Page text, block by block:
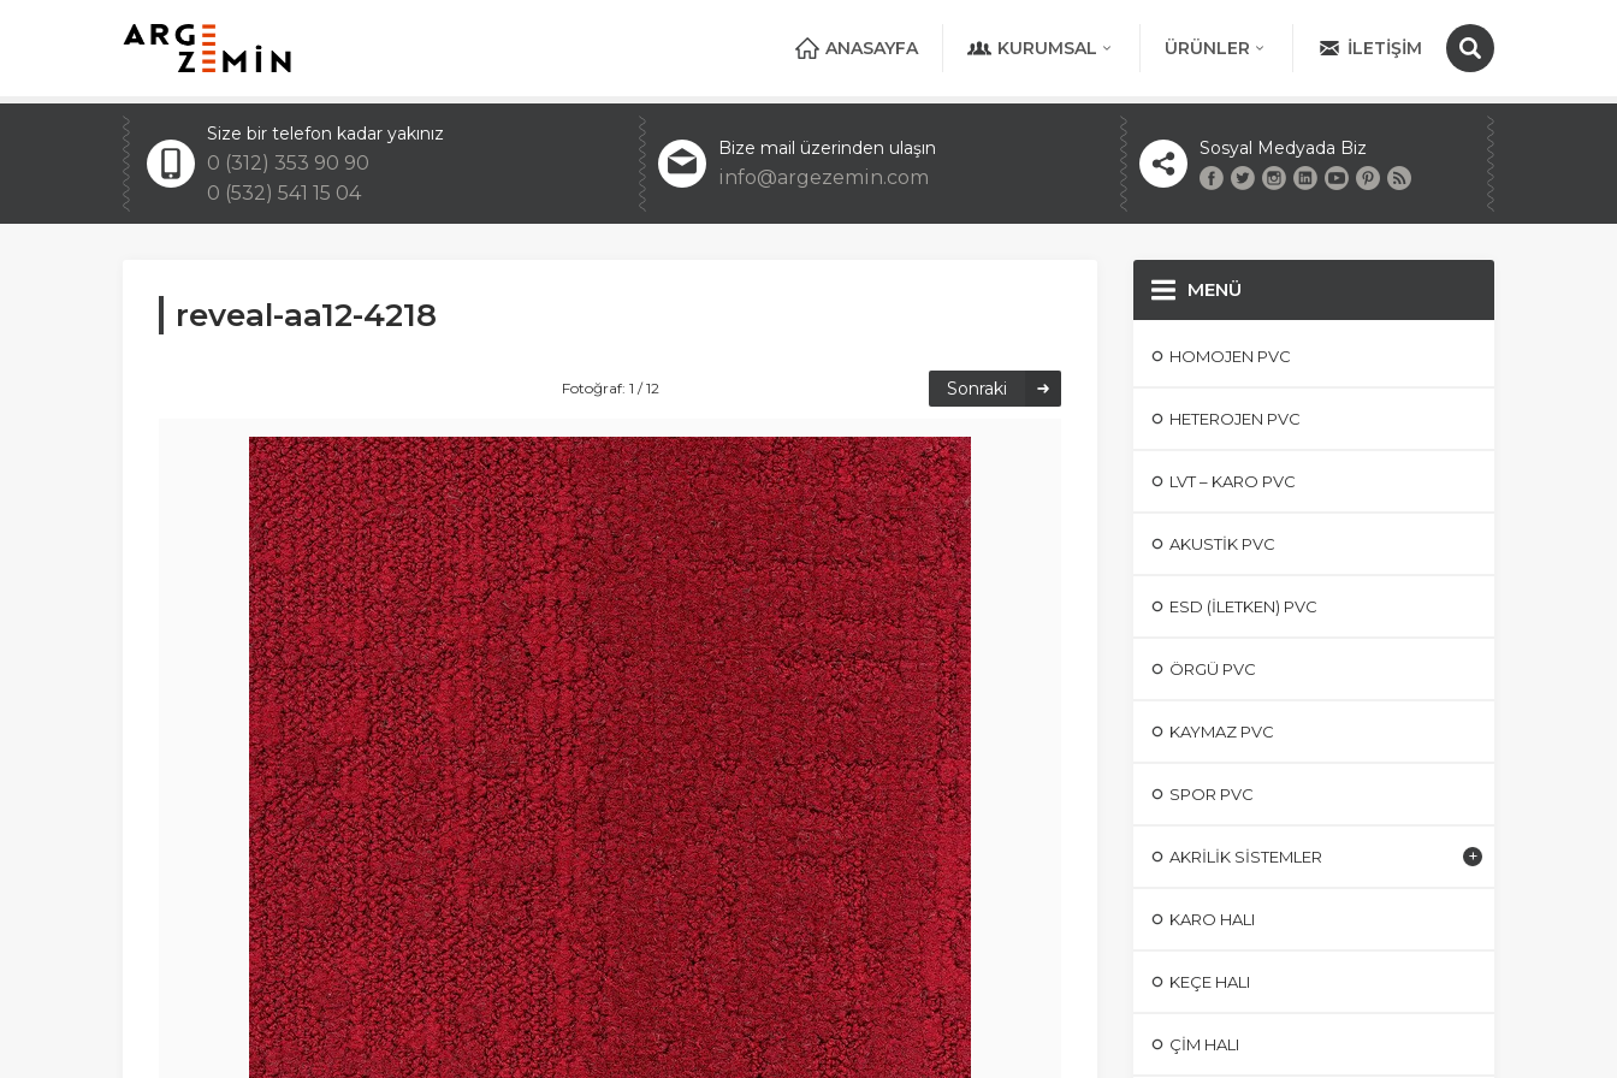
ANASAYFA KURUMSAL ÜRÜNLER İLETIŞIM
Size bir telefon kadar yakınız
0 (312) 353 90 90
0 (532) 541 15 04
Bize mail üzerinden ulaşın
info@argezemin.com
Sosyal Medyada Biz
reveal-aa12-4218
Fotoğraf: 1 / 12 Sonraki
MENÜ
HOMOJEN PVC
HETEROJEN PVC
LVT – KARO PVC
AKUSTIK PVC
ESD (İLETKEN) PVC
ÖRGÜ PVC
KAYMAZ PVC
SPOR PVC
AKRILIK SISTEMLER
KARO HALI
KEÇE HALI
ÇIM HALI